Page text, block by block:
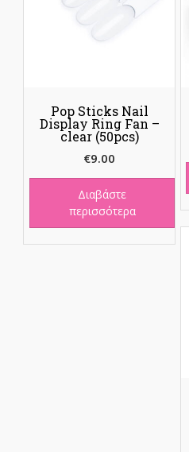
Pop Sticks Nail
Display Ring Fan –
clear (50pcs)
€9.00
Διαβάστε
περισσότερα